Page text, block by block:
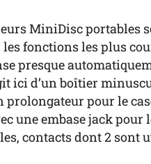
MiniDisc portables
fonctions les plus
presque
ici d’un boîtier
pour le
une embase jack pour
contacts dont 2 sont